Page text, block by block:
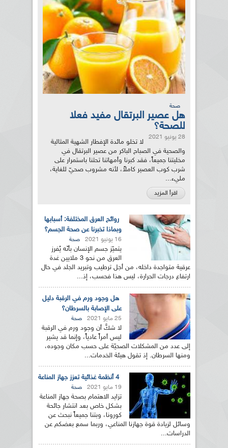
صحة
هل عصير البرتقال مفيد فعلا
للصحة؟
28 يونيو 2021
لا تخلو مائدة الإفطار الشهية المثالية
والصحية في الصباح الباكر من عصير البرتقال في
مخليتنا جميعاً، فقد كبرنا وأمهاتنا تحثنا باستمرار على
شرب كوب العصير كاملاً، لأنه مشروب صحيّ للغاية،
مليء...
اقرأ المزيد
روائح العرق المختلفة: أسبابها
وبماذا تخبرنا عن صحة الجسم؟
16 يونيو 2021 صحة
يتميّز جسم الإنسان بأنّه يُفرز
العرق من نحو 3 ملايين غدة
عرقية متواجدة داخله، من أجل ترطيب وتبريد الجلد في حال
ارتفاع درجات الحرارة، ليس هذا فحسب، إذ...
هل وجود ورم في الرقبة دليل
على الإصابة بالسرطان؟
25 مايو 2021 صحة
لا شكَّ أن وجود ورم في الرقبة
ليس أمراً عادياً، وإنما قد يشير
إلى عدد من المشكلات الصحيّة على حسب مكان وجوده،
ومنها السرطان. إذ تقول هيئة الخدمات...
4 أنظمة غذائية تعزز جهاز المناعة
19 مايو 2021 صحة
تزايد الاهتمام بصحة جهاز المناعة
بشكل خاص بعد انتشار جائحة
كورونا، وبتنا جميعاً نبحث عن
وسائل لزيادة قوة جهازنا المناعي، وربما سمع بعضكم عن
الدراسات...